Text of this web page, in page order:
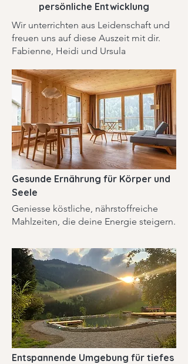
persönliche Entwicklung
Wir unterrichten aus Leidenschaft und
freuen uns auf diese Auszeit mit dir.
Fabienne, Heidi und Ursula
Gesunde Ernährung für Körper und
Seele
Geniesse köstliche, nährstoffreiche
Mahlzeiten, die deine Energie steigern.
Entspannende Umgebung für tiefes